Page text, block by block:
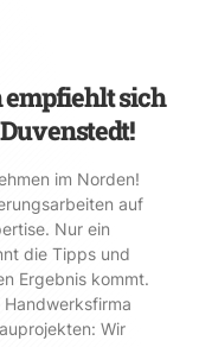
sich
im Norden!
auf
Nur ein
die Tipps und
Ergebnis kommt.
Wir